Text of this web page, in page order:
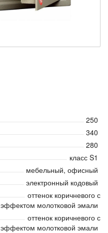
250
340
280
класс S1
мебельный, офисный
электронный кодовый
оттенок коричневого с
эффектом молотковой эмали
оттенок коричневого с
эффектом молотковой эмали